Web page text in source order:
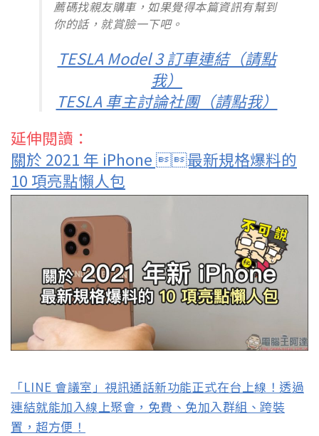
薦碼找親友購車，如果覺得本篇資訊有幫到
你的話，就賞臉一下吧。
TESLA Model 3 訂車連結（請點
我）
TESLA 車主討論社團（請點我）
延伸閱讀：
關於 2021 年 iPhone 最新規格爆料的
10 項亮點懶人包
「LINE 會議室」視訊通話新功能正式在台上線！透過
連結就能加入線上聚會，免費、免加入群組、跨裝
置，超方便！